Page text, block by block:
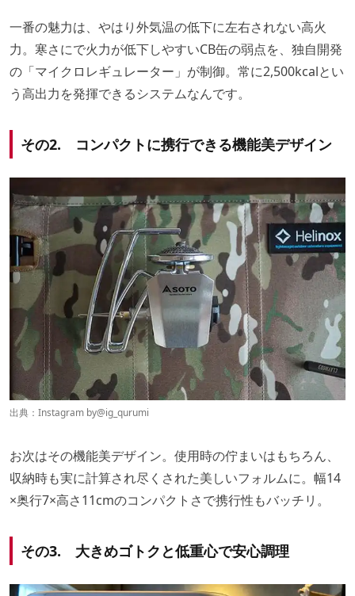
一番の魅力は、やはり外気温の低下に左右されない高火
力。寒さにで火力が低下しやすいCB缶の弱点を、独自開発
の「マイクロレギュレーター」が制御。常に2,500kcalとい
う高出力を発揮できるシステムなんです。
その2. コンパクトに携行できる機能美デザイン
出典：Instagram by@ig_qurumi
お次はその機能美デザイン。使用時の佇まいはもちろん、
収納時も実に計算され尽くされた美しいフォルムに。幅14
×奥行7×高さ11cmのコンパクトさで携行性もバッチリ。
その3. 大きめゴトクと低重心で安心調理